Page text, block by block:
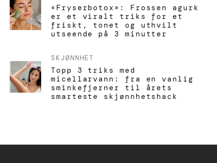
«Fryserbotox»: Frossen agurk
er et viralt triks for et
friskt, tonet og uthvilt
utseende på 3 minutter
SKJØNNHET
Topp 3 triks med
micellarvann: fra en vanlig
sminkefjerner til årets
smarteste skjønnhetshack